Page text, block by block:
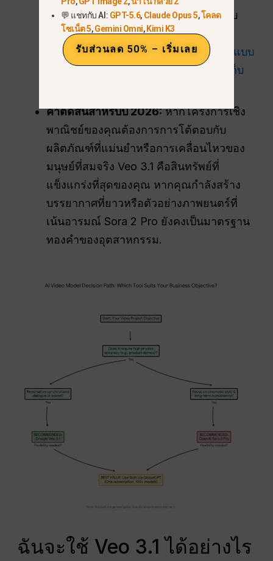
สร้างสรรค์สามารถสร้างคลิปที่มีฟิสิกส์ซับ
ซ้อนใน Veo 3.1 และจากนั้นเปลี่ยนไปใช้
Sora 2 Pro สำหรับการสร้างภาพ B-roll แบบ
ภาพยนตร์ ทั้งหมดภายในรอบการเรียกเก็บ
คำตัดสินสำหรับปี 2026:หากโครงการเชิง
พาณิชย์ของคุณต้องการการโต้ตอบกับ
ผลิตภัณฑ์ที่แม่นยำหรือการเคลื่อนไหวของ
มนุษย์ที่สมจริง Veo 3.1 คือสินทรัพย์ที่
แข็งแกร่งที่สุดของคุณ หากคุณกำลังสร้าง
บรรยากาศที่ยาวหรือตัวอย่างภาพยนตร์ที่
เน้นอารมณ์ Sora 2 Pro ยังคงเป็นมาตรฐาน
ทองคำของอุตสาหกรรม.
ฉันจะใช้ Veo 3.1 ได้อย่างไร
💬 แชทกับ AI: GPT-5.6, Claude Opus 5,โคลด
โซเน็ต 5,Gemini Omni,Kimi K3
รับส่วนลด 50% – เริ่มเลย